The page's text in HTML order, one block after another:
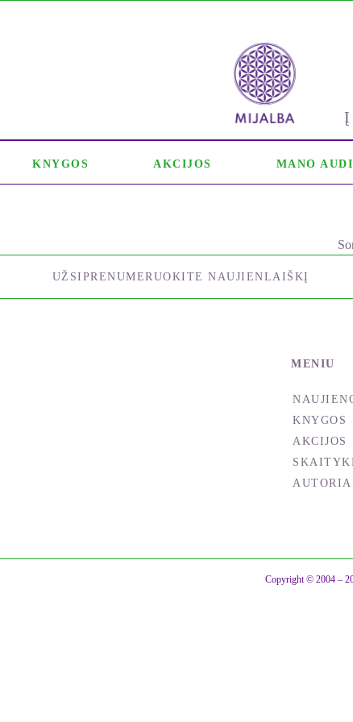
KNYGOS AKCIJOS MANO
UŽSIPRENUMERUOKITE NAUJIENLAIŠKĮ
MENIU
KNYGOS
AKCIJOS
Copyright © 2004 –